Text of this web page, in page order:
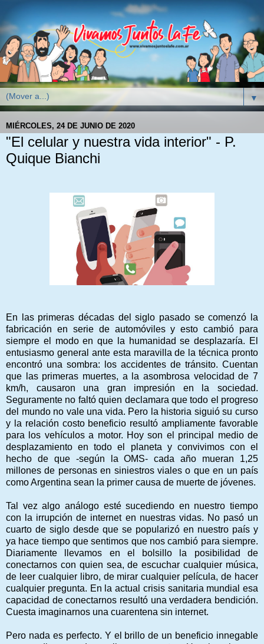
▼
MIÉRCOLES, 24 DE JUNIO DE 2020
"El celular y nuestra vida interior" - P.
Quique Bianchi
En las primeras décadas del siglo pasado se comenzó la
fabricación en serie de automóviles y esto cambió para
siempre el modo en que la humanidad se desplazaría. El
entusiasmo general ante esta maravilla de la técnica pronto
encontró una sombra: los accidentes de tránsito. Cuentan
que las primeras muertes, a la asombrosa velocidad de 7
km/h, causaron una gran impresión en la sociedad.
Seguramente no faltó quien declamara que todo el progreso
del mundo no vale una vida. Pero la historia siguió su curso
y la relación costo beneficio resultó ampliamente favorable
para los vehículos a motor. Hoy son el principal medio de
desplazamiento en todo el planeta y convivimos con el
hecho de que -según la OMS- cada año mueran 1,25
millones de personas en siniestros viales o que en un país
como Argentina sean la primer causa de muerte de jóvenes.
Tal vez algo análogo esté sucediendo en nuestro tiempo
con la irrupción de internet en nuestras vidas. No pasó un
cuarto de siglo desde que se popularizó en nuestro país y
ya hace tiempo que sentimos que nos cambió para siempre.
Diariamente llevamos en el bolsillo la posibilidad de
conectarnos con quien sea, de escuchar cualquier música,
de leer cualquier libro, de mirar cualquier película, de hacer
cualquier pregunta. En la actual crisis sanitaria mundial esa
capacidad de conectarnos resultó una verdadera bendición.
Cuesta imaginarnos una cuarentena sin internet.
Pero nada es perfecto. Y el brillo de un beneficio innegable